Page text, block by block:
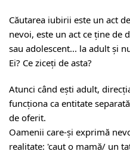
Căutarea iubirii este un act
nevoi, este un act ce ține de
sau adolescent... la adult și
Ei? Ce ziceți de asta?
Atunci când ești adult,
funcționa ca entitate
de oferit.
Oamenii care-și exprimă
realitate: 'caut o mamă/ un